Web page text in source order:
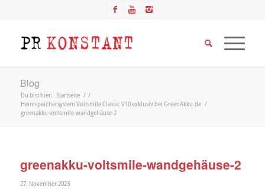
Blog
Du bist hier: Startseite / /
Heimspeichersystem Voltsmile Classic V10 exklusiv bei GreenAkku.de /
greenakku-voltsmile-wandgehäuse-2
greenakku-voltsmile-wandgehäuse-2
27. November 2023